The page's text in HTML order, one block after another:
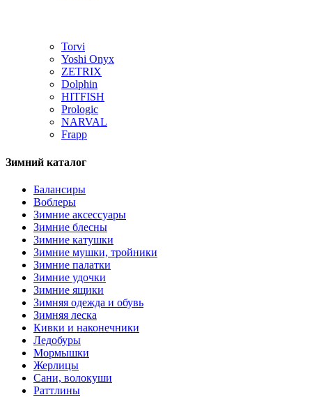
Torvi
Yoshi Onyx
ZETRIX
Dolphin
HITFISH
Prologic
NARVAL
Frapp
Зимний каталог
Балансиры
Воблеры
Зимние аксессуары
Зимние блесны
Зимние катушки
Зимние мушки, тройники
Зимние палатки
Зимние удочки
Зимние ящики
Зимняя одежда и обувь
Зимняя леска
Кивки и наконечники
Ледобуры
Мормышки
Жерлицы
Сани, волокуши
Раттлины